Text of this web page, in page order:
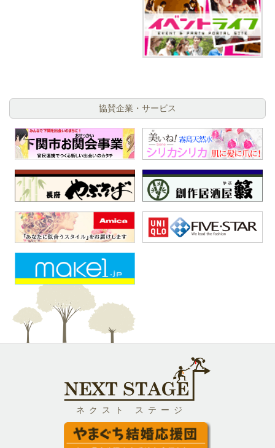
協賛企業・サービス
ネクスト ステージ